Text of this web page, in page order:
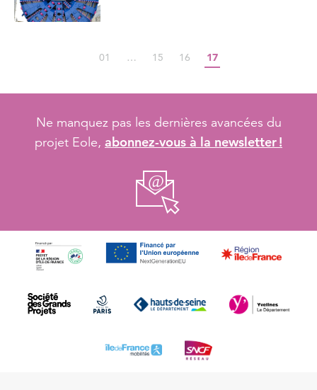
01 … 15 16 17
Ne manquez pas les dernières avancées du
projet Eole, abonnez-vous à la newsletter !